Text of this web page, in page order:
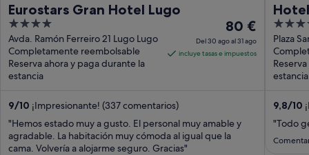
Eurostars Gran Hotel Lugo
4
out
of
5
Avda. Ramón Ferreiro 21 Lugo Lugo
Completamente reembolsable
Reserva ahora y paga durante la
estancia
El
precio
es
del
30
80 €
Del 30 ago al 31 ago
incluye tasas e impuestos
9/10 ¡Impresionante! (337 comentarios)
"Hemos estado muy a gusto. El personal muy amable y
agradable. La habitación muy cómoda al igual que la
cama. Volvería a alojarme seguro. Gracias"
4
out
of
5
Plaza
estancia
9,8/10
"Todo